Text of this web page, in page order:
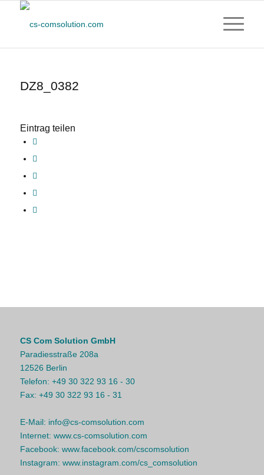
DZ8_0382
Eintrag teilen
CS Com Solution GmbH
Paradiesstraße 208a
12526 Berlin
Telefon: +49 30 322 93 16 - 30
Fax: +49 30 322 93 16 - 31
E-Mail: info@cs-comsolution.com
Internet: www.cs-comsolution.com
Facebook: www.facebook.com/cscomsolution
Instagram: www.instagram.com/cs_comsolution